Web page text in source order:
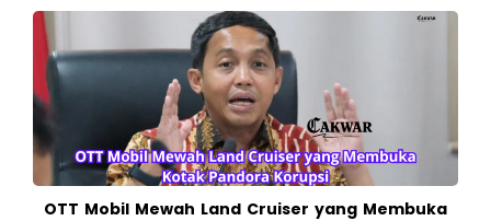
OTT Mobil Mewah Land Cruiser yang Membuka